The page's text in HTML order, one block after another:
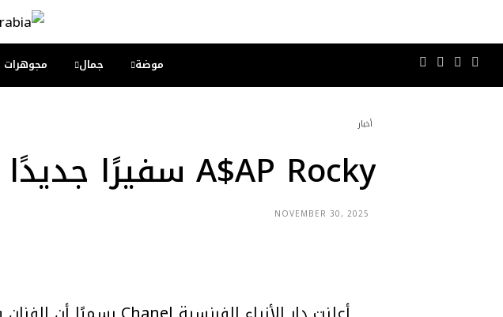
موضة جمال مجوهرات
أخبار
A$AP Rocky سفيرًا جديدًا لشانيل
NOVEMBER 30, 2025